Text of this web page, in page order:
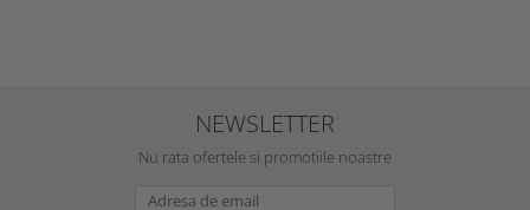
NEWSLETTER
Nu rata ofertele si promotiile noastre